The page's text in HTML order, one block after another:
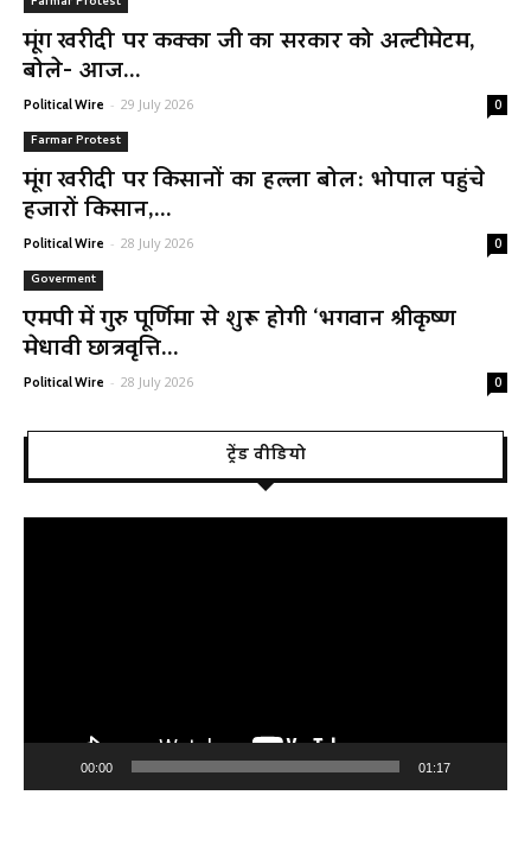
मूंग खरीदी पर कक्का जी का सरकार को अल्टीमेटम,
बोले- आज...
Political Wire - 29 July 2026 0
Farmar Protest
मूंग खरीदी पर किसानों का हल्ला बोल: भोपाल पहुंचे
हजारों किसान,...
Political Wire - 28 July 2026 0
Goverment
एमपी में गुरु पूर्णिमा से शुरू होगी ‘भगवान श्रीकृष्ण
मेधावी छात्रवृत्ति...
Political Wire - 28 July 2026 0
ट्रेंड वीडियो
00:00 01:17